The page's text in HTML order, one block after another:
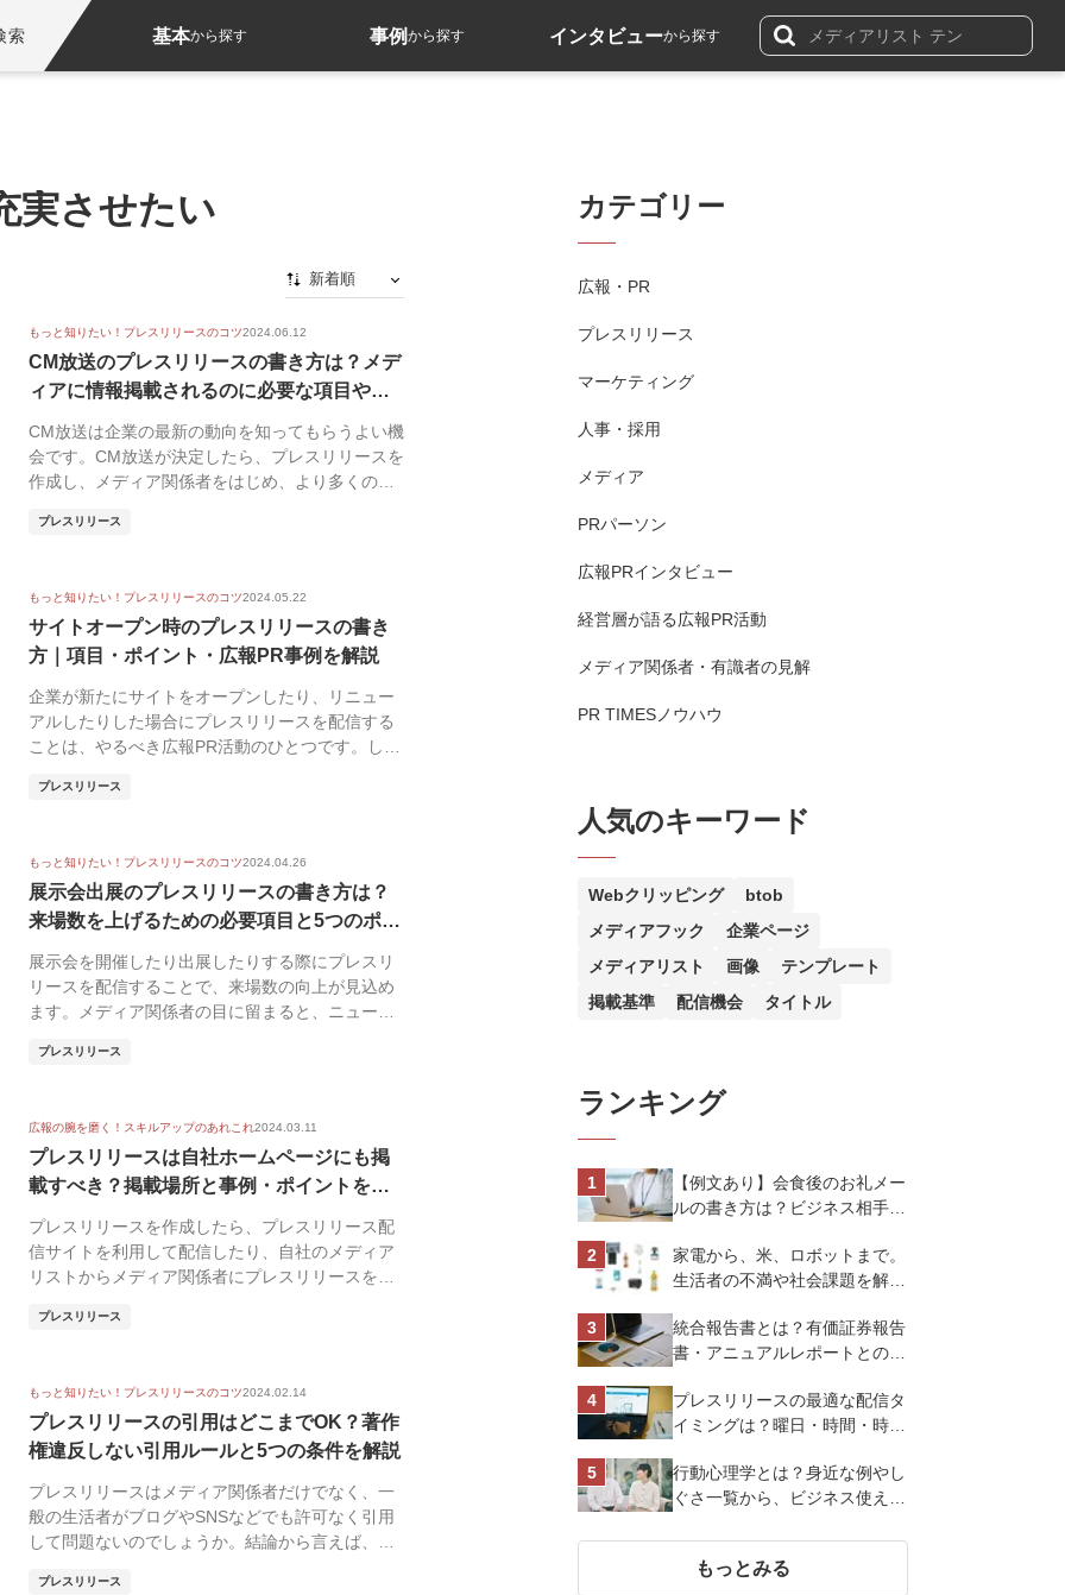
索 基本から探す 事例から探す インタビューから探す
実させたい
新着順
最初から
人気順
もっと知りたい！プレスリリースのコツ2024.06.12
CM放送のプレスリリースの書き方は？メデ
ィアに情報掲載されるのに必要な項目やポ
CM放送は企業の最新の動向を知ってもらうよい機
会です。CM放送が決定したら、プレスリリースを
作成し、メディア関係者をはじめ、より多くの人
プレスリリース
もっと知りたい！プレスリリースのコツ2024.05.22
サイトオープン時のプレスリリースの書き
方｜項目・ポイント・広報PR事例を解説
企業が新たにサイトをオープンしたり、リニュー
アルしたりした場合にプレスリリースを配信する
ことは、やるべき広報PR活動のひとつです。しか
プレスリリース
もっと知りたい！プレスリリースのコツ2024.04.26
展示会出展のプレスリリースの書き方は？
来場数を上げるための必要項目と5つのポイ
展示会を開催したり出展したりする際にプレスリ
リースを配信することで、来場数の向上が見込め
ます。メディア関係者の目に留まると、ニュース
プレスリリース
広報の腕を磨く！スキルアップのあれこれ2024.03.11
プレスリリースは自社ホームページにも掲
載すべき？掲載場所と事例・ポイントを紹
介
プレスリリースを作成したら、プレスリリース配
信サイトを利用して配信したり、自社のメディア
リストからメディア関係者にプレスリリースを送
プレスリリース
もっと知りたい！プレスリリースのコツ2024.02.14
プレスリリースの引用はどこまでOK？著作
権違反しない引用ルールと5つの条件を解説
プレスリリースはメディア関係者だけでなく、一
般の生活者がブログやSNSなどでも許可なく引用
して問題ないのでしょうか。結論から言えば、プ
プレスリリース
カテゴリー
広報・PR
プレスリリース
マーケティング
人事・採用
メディア
PRパーソン
広報PRインタビュー
経営層が語る広報PR活動
メディア関係者・有識者の見解
PR TIMESノウハウ
人気のキーワード
Webクリッピング
btob
メディアフック
企業ページ
メディアリスト
画像
テンプレート
掲載基準
配信機会 タイトル
ランキング
【例文あり】会食後のお礼メー
ルの書き方は？ビジネス相手に
トを解説
家電から、米、ロボットまで。
生活者の不満や社会課題を解決
スオーヤマ株式会社
統合報告書とは？有価証券報告
書・アニュアルレポートとの違
プレスリリースの最適な配信タ
イミングは？曜日・時間・時期
化させよう
行動心理学とは？身近な例やし
ぐさ一覧から、ビジネス使える
もっとみる